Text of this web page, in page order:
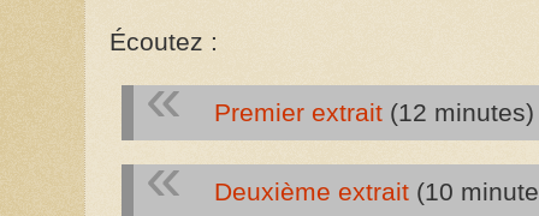
Écoutez :
Premier extrait (12 minutes)
Deuxième extrait (10